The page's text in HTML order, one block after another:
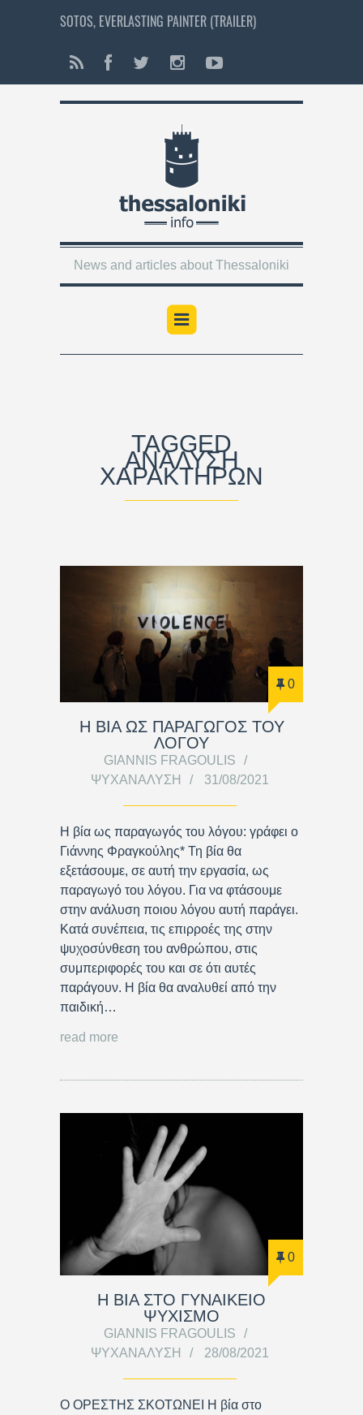
SOTOS, EVERLASTING PAINTER (TRAILER)
News and articles about Thessaloniki
TAGGED
ΑΝΆΛΥΣΗ
ΧΑΡΑΚΤΉΡΩΝ
0
Η ΒΙΑ ΩΣ ΠΑΡΑΓΩΓΟΣ ΤΟΥ
ΛΟΓΟΥ
GIANNIS FRAGOULIS
ΨΥΧΑΝΆΛΥΣΗ
31/08/2021
Η βία ως παραγωγός του λόγου: γράφει ο
Γιάννης Φραγκούλης* Τη βία θα
εξετάσουμε, σε αυτή την εργασία, ως
παραγωγό του λόγου. Για να φτάσουμε
στην ανάλυση ποιου λόγου αυτή παράγει.
Κατά συνέπεια, τις επιρροές της στην
ψυχοσύνθεση του ανθρώπου, στις
συμπεριφορές του και σε ότι αυτές
παράγουν. Η βία θα αναλυθεί από την
παιδική…
read more
0
Η ΒΙΑ ΣΤΟ ΓΥΝΑΙΚΕΙΟ
ΨΥΧΙΣΜΟ
GIANNIS FRAGOULIS
ΨΥΧΑΝΆΛΥΣΗ
28/08/2021
Ο ΟΡΕΣΤΗΣ ΣΚΟΤΩΝΕΙ Η βία στο